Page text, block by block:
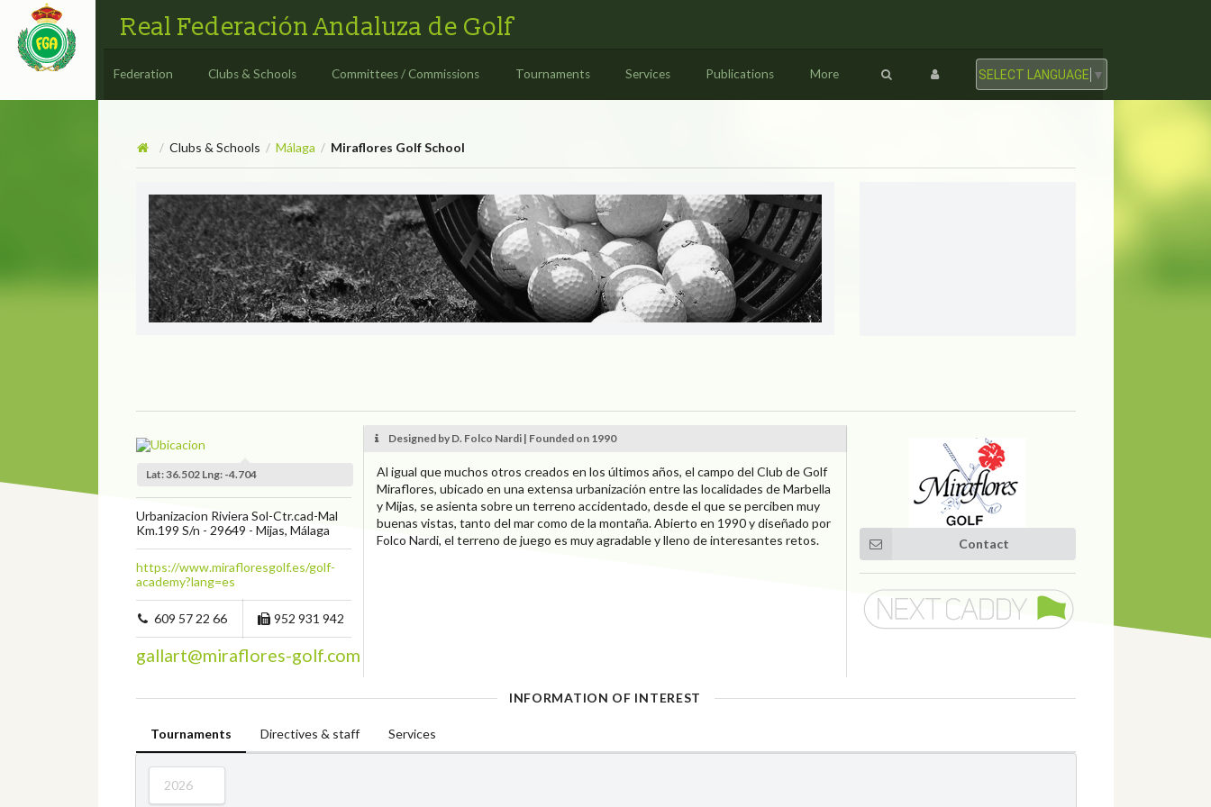
Real Federación Andaluza de Golf
Federation Clubs & Schools Committees / Commissions Tournaments Services Publications More SELECT LANGUAGE ▼
/ Clubs & Schools / Málaga / Miraflores Golf School
Miraflores Golf School
MIRAFLORES GOLF SCHOOL
Lat: 36.502 Lng: -4.704
Urbanizacion Riviera Sol-Ctr.cad-Mal
Km.199 S/n - 29649 - Mijas, Málaga
https://www.mirafloresgolf.es/golf-
academy?lang=es
609 57 22 66 952 931 942
gallart@miraflores-golf.com
Designed by D. Folco Nardi | Founded on 1990
Al igual que muchos otros creados en los últimos años, el campo del Club de Golf
Miraflores, ubicado en una extensa urbanización entre las localidades de Marbella
y Mijas, se asienta sobre un terreno accidentado, desde el que se perciben muy
buenas vistas, tanto del mar como de la montaña. Abierto en 1990 y diseñado por
Folco Nardi, el terreno de juego es muy agradable y lleno de interesantes retos.
Contact
INFORMATION OF INTEREST
Tournaments Directives & staff Services
2026